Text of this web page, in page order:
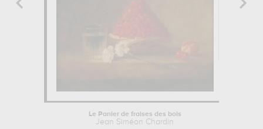
Le Panier de fraises des bois
Jean Siméon Chardin